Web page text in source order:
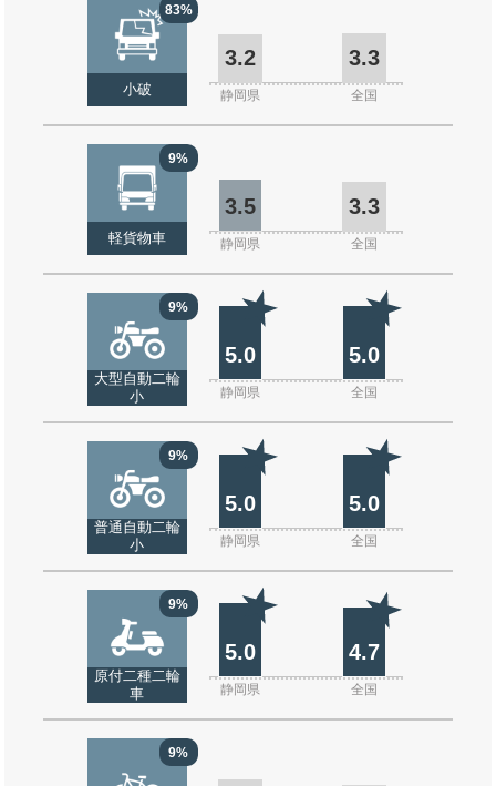
83%
小破
3.2 3.3
静岡県 全国
9%
軽貨物車
3.5 3.3
静岡県 全国
9%
大型自動二輪
小
5.0 5.0
静岡県 全国
9%
普通自動二輪
小
5.0 5.0
静岡県 全国
9%
原付二種二輪
車
5.0 4.7
静岡県 全国
9%